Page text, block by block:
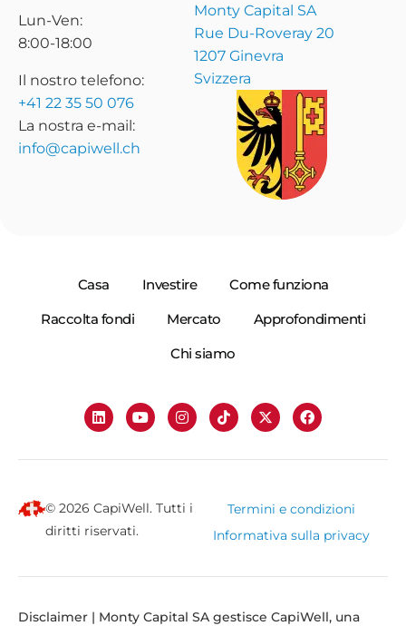
Lun-Ven:
8:00-18:00
Il nostro telefono:
+41 22 35 50 076
La nostra e-mail:
info@capiwell.ch
Monty Capital SA
Rue Du-Roveray 20
1207 Ginevra
Svizzera
Casa Investire
Come funziona
Raccolta fondi
Mercato
Approfondimenti
Chi siamo
© 2026 CapiWell. Tutti i
diritti riservati.
Termini e condizioni
Informativa sulla privacy
Disclaimer | Monty Capital SA gestisce CapiWell, una